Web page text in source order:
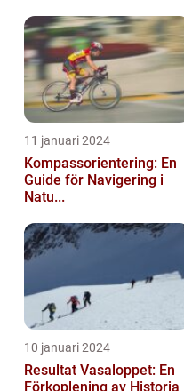
11 januari 2024
Kompassorientering: En
Guide för Navigering i
Natu...
10 januari 2024
Resultat Vasaloppet: En
Förkoplening av Historia